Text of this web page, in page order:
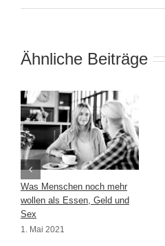
Ähnliche Beiträge
Was Menschen noch mehr
wollen als Essen, Geld und
Sex
1. Mai 2021